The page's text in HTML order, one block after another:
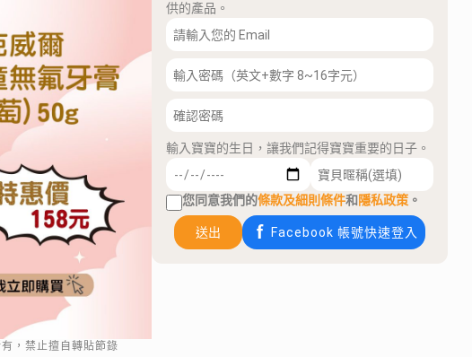
，禁止擅自轉貼節錄
供的產品。
輸入寶寶的生日，讓我們記得寶寶重要的日子。
您同意我們的條款及細則條件和隱私政策 。
送出 Facebook 帳號快速登入